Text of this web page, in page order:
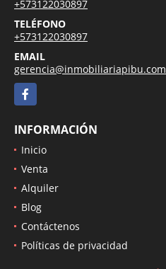
+573122030897
TELÉFONO
+573122030897
EMAIL
gerencia@inmobiliariapibu.com
Facebook
INFORMACIÓN
Inicio
Venta
Alquiler
Blog
Contáctenos
Políticas de privacidad